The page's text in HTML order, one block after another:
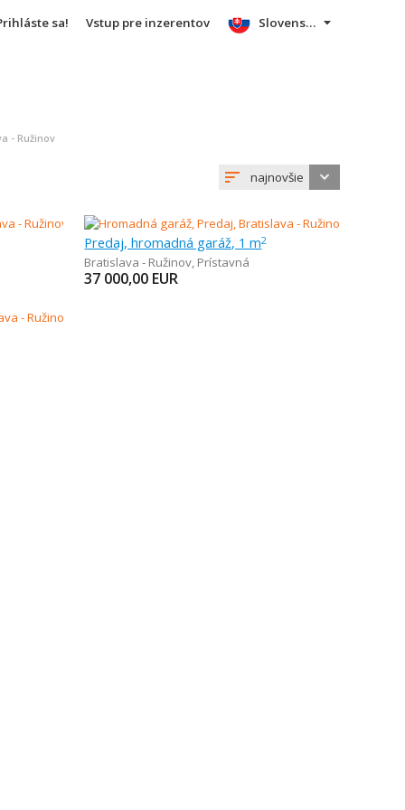
sa! Vstup pre inzerentov Slovensky
- Ružinov
najnovšie
Predaj, hromadná garáž, 1 m2
Bratislava - Ružinov, Prístavná
37 000,00 EUR